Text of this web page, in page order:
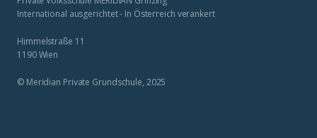
International ausgerichtet - In Österreich verankert
Himmelstraße 11
1190 Wien
© Meridian Private Grundschule, 2025